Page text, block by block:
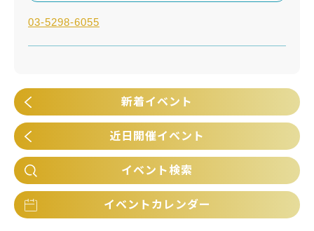
03-5298-6055
新着イベント
近日開催イベント
イベント検索
イベントカレンダー